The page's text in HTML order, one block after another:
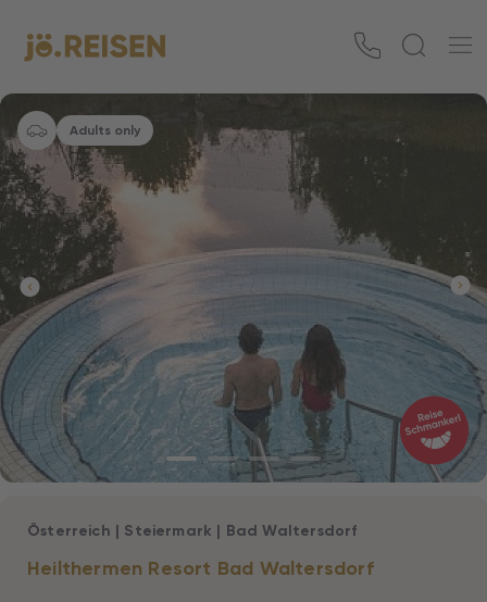
Adults only
Heilthermen Resort Bad Waltersdorf
Österreich | Steiermark | Bad Waltersdorf